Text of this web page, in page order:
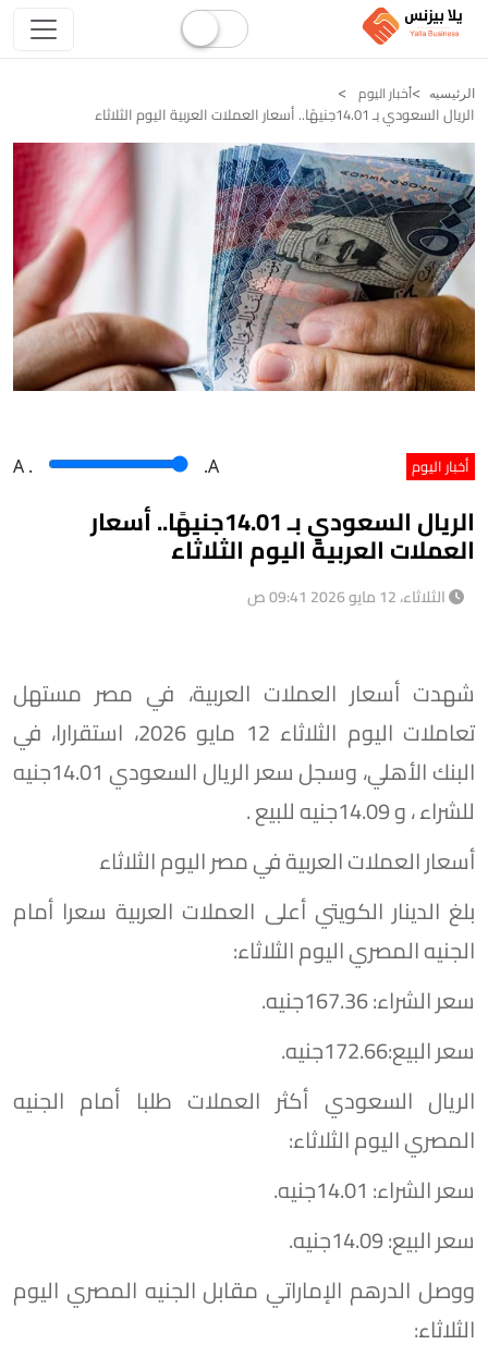
الرئيسيه أخبار اليوم
الريال السعودي بـ 14.01جنيهًا.. أسعار العملات العربية اليوم الثلاثاء
أخبار اليوم A . .A
الريال السعودي بـ 14.01جنيهًا.. أسعار
العملات العربية اليوم الثلاثاء
الثلاثاء، 12 مايو 2026 09:41 ص
شهدت أسعار العملات العربية، في مصر مستهل
تعاملات اليوم الثلاثاء 12 مايو 2026، استقرارا، في
البنك الأهلي، وسجل سعر الريال السعودي 14.01جنيه
للشراء ، و 14.09جنيه للبيع .
أسعار العملات العربية في مصر اليوم الثلاثاء
بلغ الدينار الكويتي أعلى العملات العربية سعرا أمام
الجنيه المصري اليوم الثلاثاء:
سعر الشراء: 167.36جنيه.
سعر البيع:172.66جنيه.
الريال السعودي أكثر العملات طلبا أمام الجنيه
المصري اليوم الثلاثاء:
سعر الشراء: 14.01جنيه.
سعر البيع: 14.09جنيه.
ووصل الدرهم الإماراتي مقابل الجنيه المصري اليوم
الثلاثاء: